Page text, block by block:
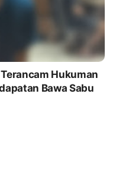
Hukuman
Bawa Sabu